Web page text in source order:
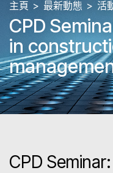
主頁 最新動態 活
CPD
in
CPD